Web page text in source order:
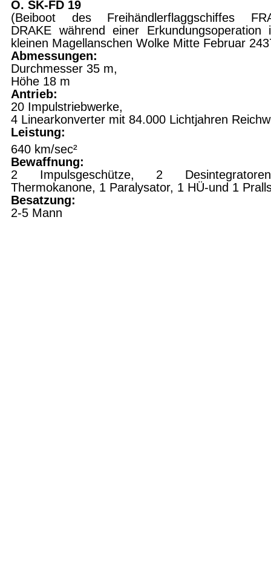
O. SK-FD 19
(Beiboot des Freihändlerflaggschiffes
DRAKE während einer Erkun­dungsoperation
kleinen Magellan­schen Wolke Mitte Februar
Abmessungen:
Durchmesser 35 m,
Höhe 18 m
Antrieb:
20 Impulstriebwerke,
4 Linearkonverter mit 84.000 Lichtjahren
Leistung:
640 km/sec²
Bewaffnung:
2 Impulsgeschütze, 2
Thermokanone, 1 Paralysator, 1 HÜ-und 1
Besatzung:
2-5 Mann